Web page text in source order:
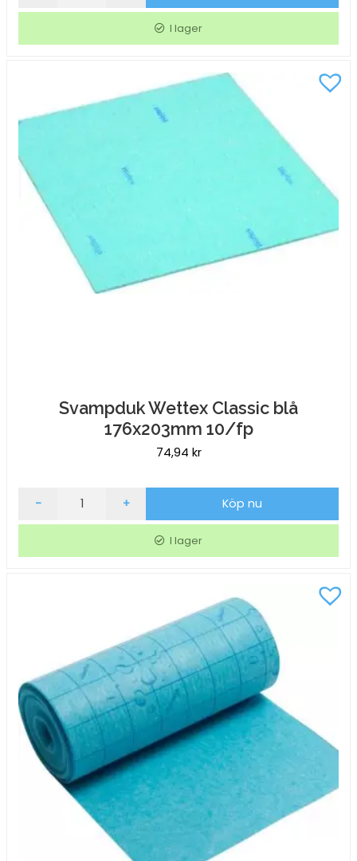
I lager
Svampduk Wettex Classic blå
176x203mm 10/fp
74,94 kr
Svampduk
- + Köp nu
I lager